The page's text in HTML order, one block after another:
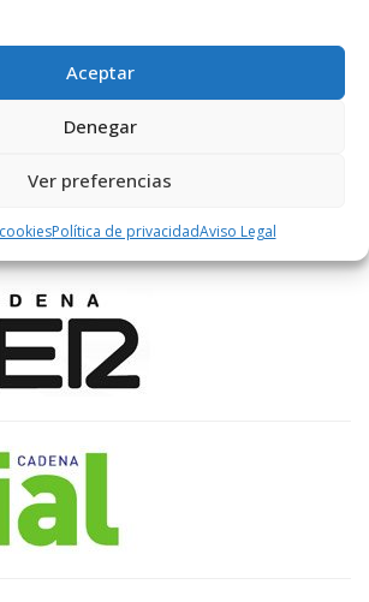
Aceptar
Denegar
Ver preferencias
Política de privacidadAviso Legal